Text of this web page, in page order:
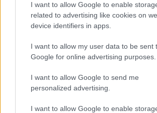
I want to allow Google to enable
related to advertising like cookies on
device identifiers in apps.
I want to allow my user data to be sent
Google for online advertising purposes.
I want to allow Google to send me
personalized advertising.
I want to allow Google to enable
PEOPLE NEWS